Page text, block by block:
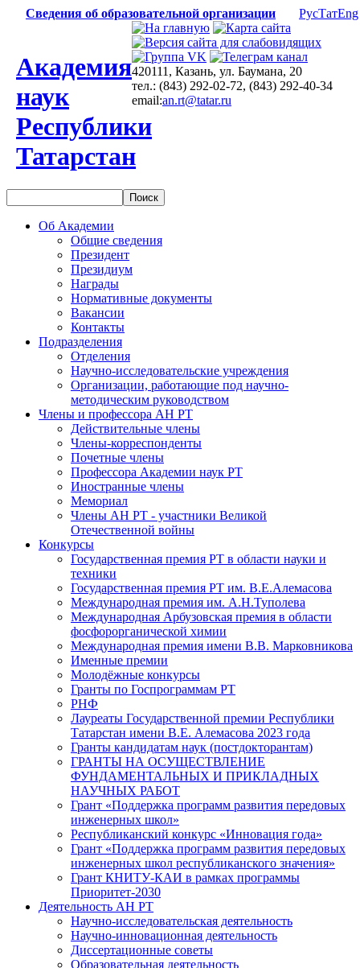
Сведения об образовательной организации РусТатEng
Академия
наук
Республики
Татарстан
420111, Казань, ул. Баумана, 20
тел.: (843) 292-02-72, (843) 292-40-34
email:an.rt@tatar.ru
Об Академии
Общие сведения
Президент
Президиум
Награды
Нормативные документы
Вакансии
Контакты
Подразделения
Отделения
Научно-исследовательские учреждения
Организации, работающие под научно-
методическим руководством
Члены и профессора АН РТ
Действительные члены
Члены-корреспонденты
Почетные члены
Профессора Академии наук РТ
Иностранные члены
Мемориал
Члены АН РТ - участники Великой
Отечественной войны
Конкурсы
Государственная премия РТ в области науки и
техники
Государственная премия РТ им. В.Е.Алемасова
Международная премия им. А.Н.Туполева
Международная Арбузовская премия в области
фосфорорганической химии
Международная премия имени В.В. Марковникова
Именные премии
Молодёжные конкурсы
Гранты по Госпрограммам РТ
РНФ
Лауреаты Государственной премии Республики
Татарстан имени В.Е. Алемасова 2023 года
Гранты кандидатам наук (постдокторантам)
ГРАНТЫ НА ОСУЩЕСТВЛЕНИЕ
ФУНДАМЕНТАЛЬНЫХ И ПРИКЛАДНЫХ
НАУЧНЫХ РАБОТ
Грант «Поддержка программ развития передовых
инженерных школ»
Республиканский конкурс «Инновация года»
Грант «Поддержка программ развития передовых
инженерных школ республиканского значения»
Грант КНИТУ-КАИ в рамках программы
Приоритет-2030
Деятельность АН РТ
Научно-исследовательская деятельность
Научно-инновационная деятельность
Диссертационные советы
Образовательная деятельность